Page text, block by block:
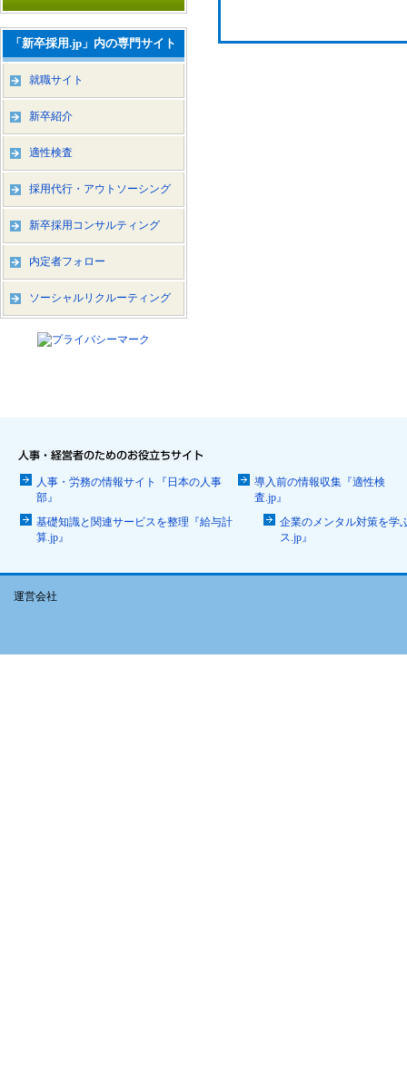
「新卒採用.jp」内の専門サイト
就職サイト
新卒紹介
適性検査
採用代行・アウトソーシング
新卒採用コンサルティング
内定者フォロー
ソーシャルリクルーティング
人事・労務の情報サイト『日本の人事
部』
導入前の情報収集『適性検
査.jp』
基礎知識と関連サービスを整理『給与計
算.jp』
企業のメンタル対策を学
ス.jp』
運営会社